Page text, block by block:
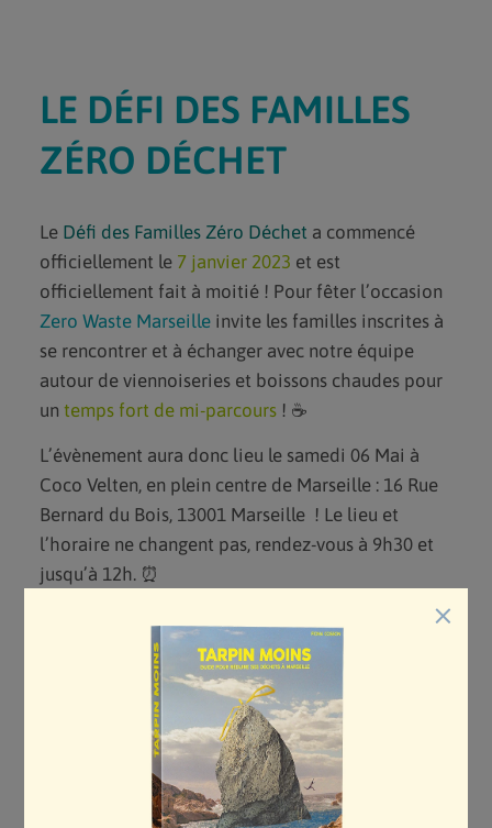
FAIRE UN DON
BLOG
CONTACT
LE DÉFI DES FAMILLES
ZÉRO DÉCHET
Le Défi des Familles Zéro Déchet a commencé
officiellement le 7 janvier 2023 et est
officiellement fait à moitié ! Pour fêter l’occasion
Zero Waste Marseilleinvite les familles inscrites à
se rencontrer et à échanger avec notre équipe
autour de viennoiseries et boissons chaudes pour
un temps fort de mi-parcours! ☕
L’évènement aura donc lieu le samedi 06 Mai à
Coco Velten, en plein centre de Marseille : 16 Rue
Bernard du Bois, 13001 Marseille ! Le lieu et
l’horaire ne changent pas, rendez-vous à 9h30 et
jusqu’à 12h. ⏰
🔥 Quizz en familles : Répondez correctement aux
questions sur le zéro déchet et tentez de
remporter un lot (zéro déchet bien sûr)
🔥 Troc de plantes : amenez vos boutures et
échangez-les avec d’autres familles !
×